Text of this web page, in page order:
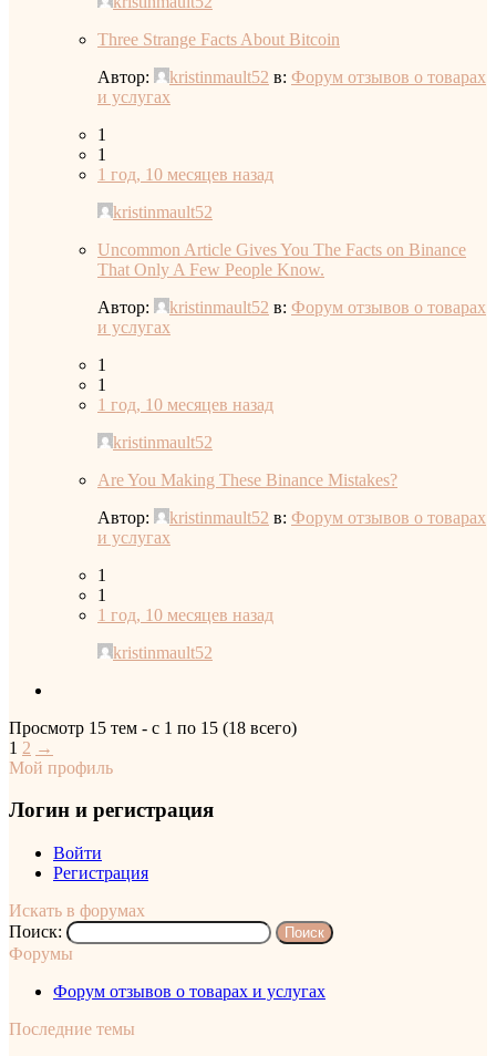
Three Strange Facts About Bitcoin
Автор:
kristinmault52 в: Форум отзывов о товарах
и услугах
1
1
1 год, 10 месяцев назад
kristinmault52
Uncommon Article Gives You The Facts on Binance
That Only A Few People Know.
Автор:
kristinmault52 в: Форум отзывов о товарах
и услугах
1
1
1 год, 10 месяцев назад
kristinmault52
Are You Making These Binance Mistakes?
Автор:
kristinmault52 в: Форум отзывов о товарах
и услугах
1
1
1 год, 10 месяцев назад
kristinmault52
Просмотр 15 тем - с 1 по 15 (18 всего)
1 2 →
Мой профиль
Логин и регистрация
Войти
Регистрация
Искать в форумах
Поиск:
Форумы
Форум отзывов о товарах и услугах
Последние темы